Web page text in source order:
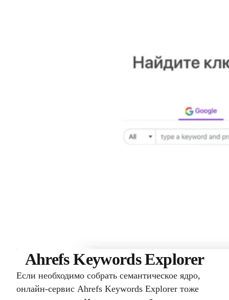
Ahrefs Keywords Explorer
Если необходимо собрать семантическое ядро,
онлайн-сервис Ahrefs Keywords Explorer тоже